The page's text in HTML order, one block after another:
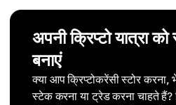
अपनी क्रिप्टो यात्रा
बनाएं
क्या आप क्रिप्टोकरेंसी स्टोर करना,
स्टेक करना या ट्रेड करना चाहते